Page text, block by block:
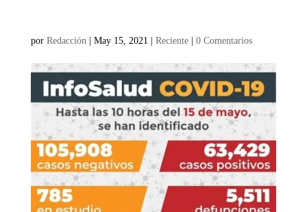
por Redacción | May 15, 2021 | Reciente| 0 Comentarios